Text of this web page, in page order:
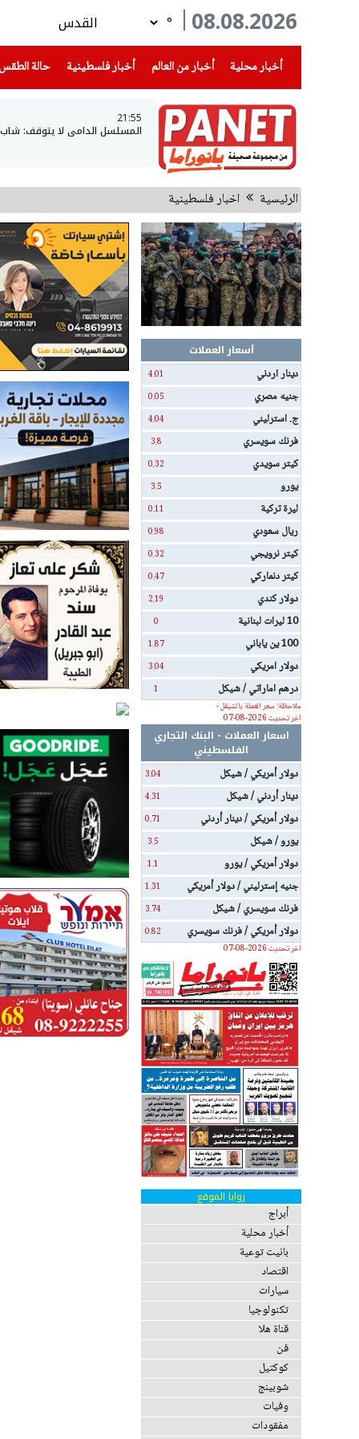
08.08.2026
°
أخبار محلية
(current) أخبار من العالم أخبار فلسطينية(current) حالة الطقس
21:55
المسلسل الدامي لا يتوقف:
الرئيسية اخبار فلسطينية
أسعار العملات
دينار اردني
4.01
جنيه مصري 0.05
ج. استرليني 4.04
فرنك سويسري 3.8
كيتر سويدي 0.32
يورو 3.5
ليرة تركية 0.11
ريال سعودي 0.98
كيتر نرويجي 0.32
كيتر دنماركي 0.47
دولار كندي 2.19
10 ليرات لبنانية 0
100 ين ياباني 1.87
دولار امريكي 3.04
درهم اماراتي / شيكل
1
ملاحظة: سعر العملة بالشيقل -
اخر تحديث 2026-08-07
اسعار العملات - البنك التجاري
الفلسطيني
دولار أمريكي / شيكل
3.04
دينار أردني / شيكل 4.31
دولار أمريكي / دينار أردني 0.71
يورو / شيكل 3.5
دولار أمريكي / يورو 1.1
جنيه إسترليني / دولار أمريكي 1.31
فرنك سويسري / شيكل 3.74
دولار أمريكي / فرنك سويسري
0.82
اخر تحديث 2026-08-07
زوايا الموقع
أبراج
أخبار محلية
بانيت توعية
اقتصاد
سيارات
تكنولوجيا
قناة هلا
فن
كوكتيل
شوبينج
وفيات
مفقودات